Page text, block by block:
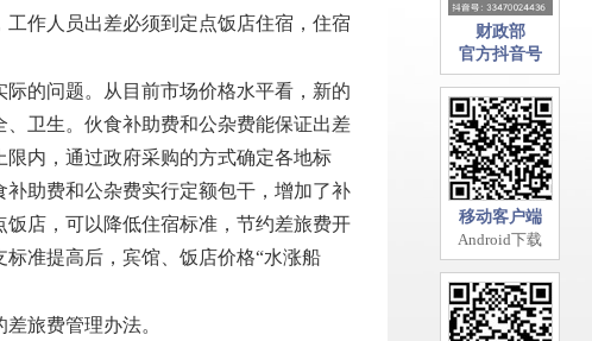
作人员出差必须到定点饭店住宿，住宿
的问题。从目前市场价格水平看，新的
卫生。伙食补助费和公杂费能保证出差
内，通过政府采购的方式确定各地标
助费和公杂费实行定额包干，增加了补
店，可以降低住宿标准，节约差旅费开
准提高后，宾馆、饭店价格“水涨船
旅费管理办法。
财政部
官方抖音号
移动客户端
Android下载